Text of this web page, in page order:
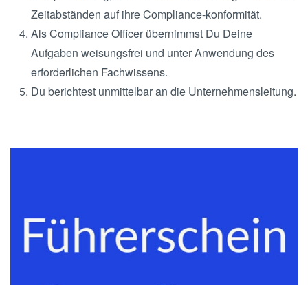
Zeitabständen auf ihre Compliance-konformität.
Als Compliance Officer übernimmst Du Deine
Aufgaben weisungsfrei und unter Anwendung des
erforderlichen Fachwissens.
Du berichtest unmittelbar an die Unternehmensleitung.